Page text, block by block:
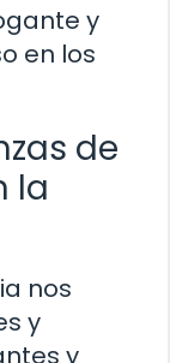
y
en los
de
la
nos
y
y